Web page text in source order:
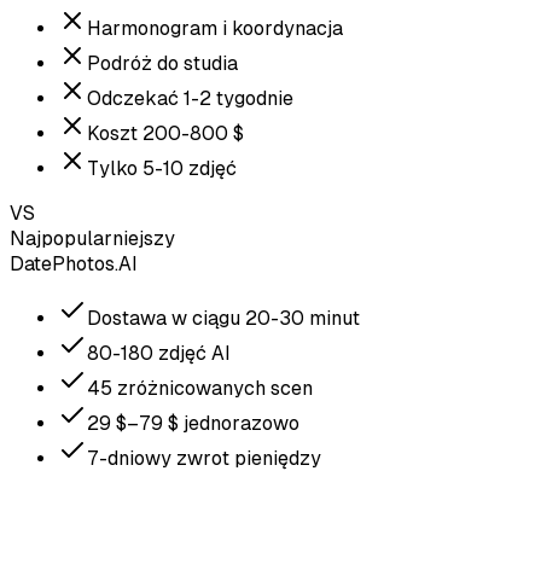
Harmonogram i koordynacja
Podróż do studia
Odczekać 1-2 tygodnie
Koszt 200-800 $
Tylko 5-10 zdjęć
VS
Najpopularniejszy
DatePhotos.AI
Dostawa w ciągu 20-30 minut
80-180 zdjęć AI
45 zróżnicowanych scen
29 $–79 $ jednorazowo
7-dniowy zwrot pieniędzy